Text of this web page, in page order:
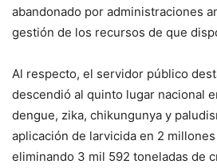
abandonado por administraciones
gestión de los recursos de que
Al respecto, el servidor público
descendió al quinto lugar nacional
dengue, zika, chikungunya y
aplicación de larvicida en 2
eliminando 3 mil 592 toneladas de